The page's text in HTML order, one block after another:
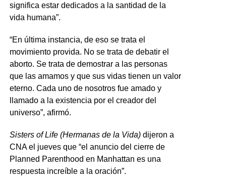
significa estar dedicados a la santidad de la
vida humana”.
“En última instancia, de eso se trata el
movimiento provida. No se trata de debatir el
aborto. Se trata de demostrar a las personas
que las amamos y que sus vidas tienen un valor
eterno. Cada uno de nosotros fue amado y
llamado a la existencia por el creador del
universo”, afirmó.
Sisters of Life (Hermanas de la Vida)dijeron a
CNA el jueves que “el anuncio del cierre de
Planned Parenthood en Manhattan es una
respuesta increíble a la oración”.